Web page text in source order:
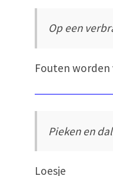
Op een
Fouten worden
Pieken en
Loesje